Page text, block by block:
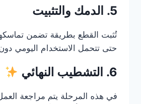
5. الدمك والتثبيت
تُثبت القطع بطريقة تضمن
حتى تتحمل الاستخدام اليومي
6. التشطيب النهائي
في هذه المرحلة يتم مراجعة